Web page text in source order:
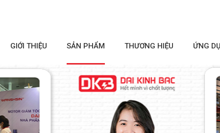
GIỚI THIỆU SẢN PHẨM THƯƠNG HIỆU ỨNG